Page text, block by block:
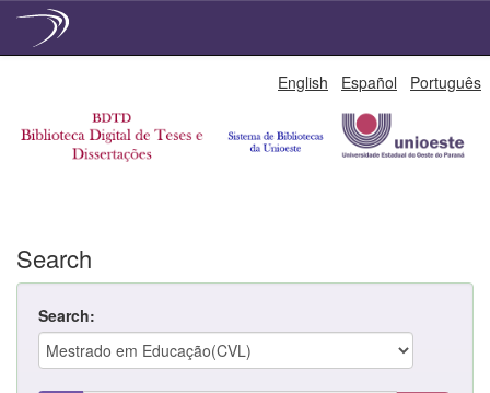
English Español Português
Search
Search: